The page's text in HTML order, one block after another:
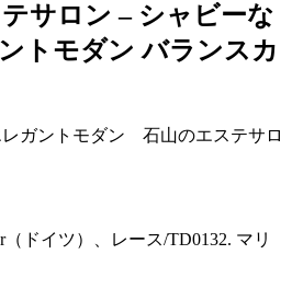
サロン – シャビーな
トモダン バランスカ
ドイツ）、レース/TD0132. マリ